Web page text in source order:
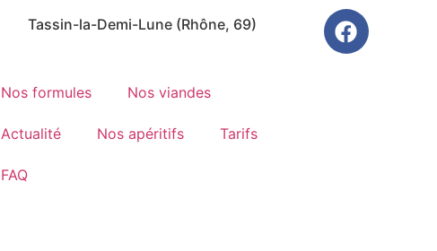
Tassin-la-Demi-Lune (Rhône, 69)
Nos formules Nos viandes
Actualité Nos apéritifs Tarifs
FAQ